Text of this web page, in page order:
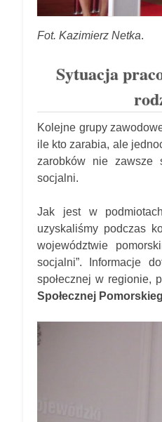
Fot. Kazimierz Netka.
Sytuacja
Kolejne grupy
ile kto zarabia, ale
zarobków nie zawsze
socjalni.
Jak jest w
uzyskaliśmy podczas
województwie
socjalni”. Informacje
społecznej w regionie,
Społecznej